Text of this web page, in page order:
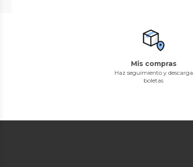
Mis compras
Haz seguimiento y descarga
boletas